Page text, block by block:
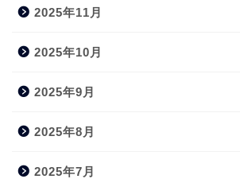
2025年11月
2025年10月
2025年9月
2025年8月
2025年7月